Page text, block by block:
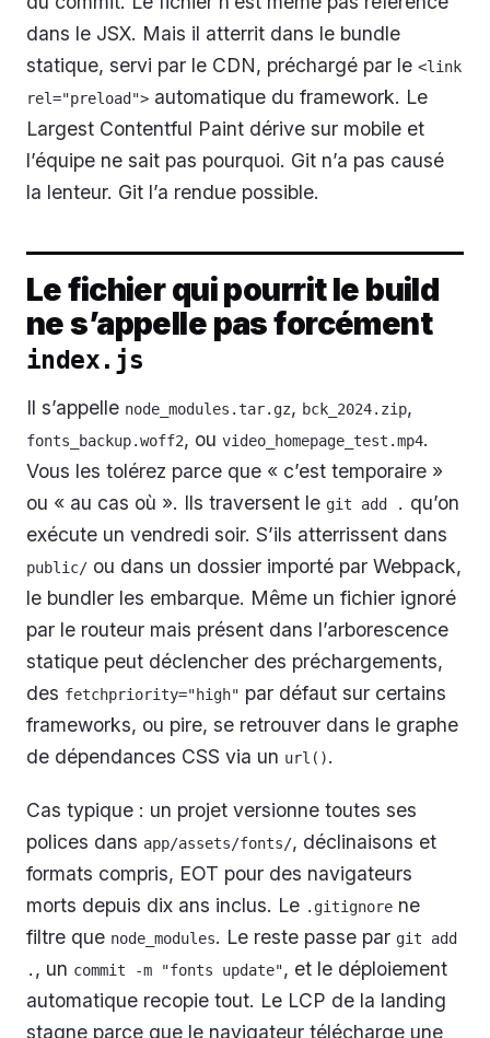
dans le JSX. Mais il atterrit dans le bundle
statique, servi par le CDN, préchargé par le <link
rel="preload"> automatique du framework. Le
Largest Contentful Paint dérive sur mobile et
l’équipe ne sait pas pourquoi. Git n’a pas causé
la lenteur. Git l’a rendue possible.
Le fichier qui pourrit le build
ne s’appelle pas forcément
index.js
Il s’appelle node_modules.tar.gz, bck_2024.zip,
fonts_backup.woff2, ou video_homepage_test.mp4.
Vous les tolérez parce que « c’est temporaire »
ou « au cas où ». Ils traversent le git add . qu’on
exécute un vendredi soir. S’ils atterrissent dans
public/ ou dans un dossier importé par Webpack,
le bundler les embarque. Même un fichier ignoré
par le routeur mais présent dans l’arborescence
statique peut déclencher des préchargements,
des fetchpriority="high" par défaut sur certains
frameworks, ou pire, se retrouver dans le graphe
de dépendances CSS via un url().
Cas typique : un projet versionne toutes ses
polices dans app/assets/fonts/, déclinaisons et
formats compris, EOT pour des navigateurs
morts depuis dix ans inclus. Le .gitignore ne
filtre que node_modules. Le reste passe par git add
. , un commit -m "fonts update", et le déploiement
automatique recopie tout. Le LCP de la landing
stagne parce que le navigateur télécharge une